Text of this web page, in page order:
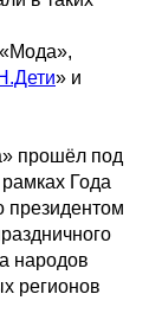
» и
прошёл под
Года
президентом
народов
регионов